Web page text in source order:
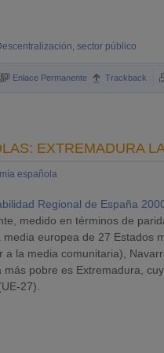
,sector público
Enlace Permanente Trackback
EXTREMADURA
española
Regional de España
medido en términos de
europea de 27 Estados
a la media comunitaria),
pobre es Extremadura,
27).